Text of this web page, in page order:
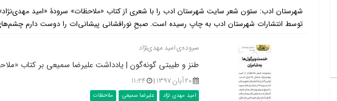
شهرستان ادب: ستون شعر سایت شهرستان ادب را با شعری از کتاب «ملاحظات» سرودۀ «امید
توسط انتشارات شهرستان ادب به چاپ رسیده است. صبحِ نورافشانی پیشانی‌ات را دوست دارم
سروده‌ی امید مهدی‌نژاد
طنز و طیبتی گونه‌گون | یادداشت علیرضا سمیعی بر کتاب
۲۰ آبان ۱۳۹۷ | ۱۱:۲۴
امید مهدی نژاد علیرضا سمیعی ملاحظات